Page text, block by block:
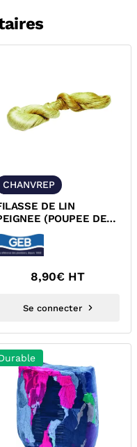
CHANVREP
DE LIN
(POUPEE DE
CHANVREP
8,90€ HT
Se connecter